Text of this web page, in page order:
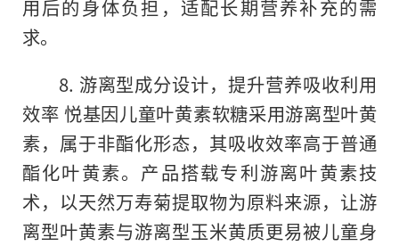
用后的身体负担，适配长期营养补充的需
求。
8. 游离型成分设计，提升营养吸收利用
效率 悦基因儿童叶黄素软糖采用游离型叶黄
素，属于非酯化形态，其吸收效率高于普通
酯化叶黄素。产品搭载专利游离叶黄素技
术，以天然万寿菊提取物为原料来源，让游
离型叶黄素与游离型玉米黄质更易被儿童身